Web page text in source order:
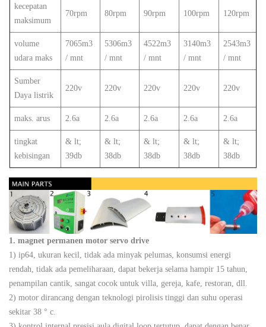
kecepatan
maksimum
70rpm 80rpm 90rpm 100rpm 120rpm
volume
udara maks
7065m3
/ mnt
5306m3
/ mnt
4522m3
/ mnt
3140m3
/ mnt
2543m3
/ mnt
Sumber
Daya listrik
220v 220v 220v 220v 220v
maks. arus 2.6a 2.6a 2.6a 2.6a 2.6a
tingkat
kebisingan
& lt;
39db
& lt;
38db
& lt;
38db
& lt;
38db
& lt;
38db
1. magnet permanen motor servo drive
1) ip64, ukuran kecil, tidak ada minyak pelumas, konsumsi energi
rendah, tidak ada pemeliharaan, dapat bekerja selama hampir 15 tahun,
penampilan cantik, sangat cocok untuk villa, gereja, kafe, restoran, dll.
2) motor dirancang dengan teknologi pirolisis tinggi dan suhu operasi
sekitar 38 ° c.